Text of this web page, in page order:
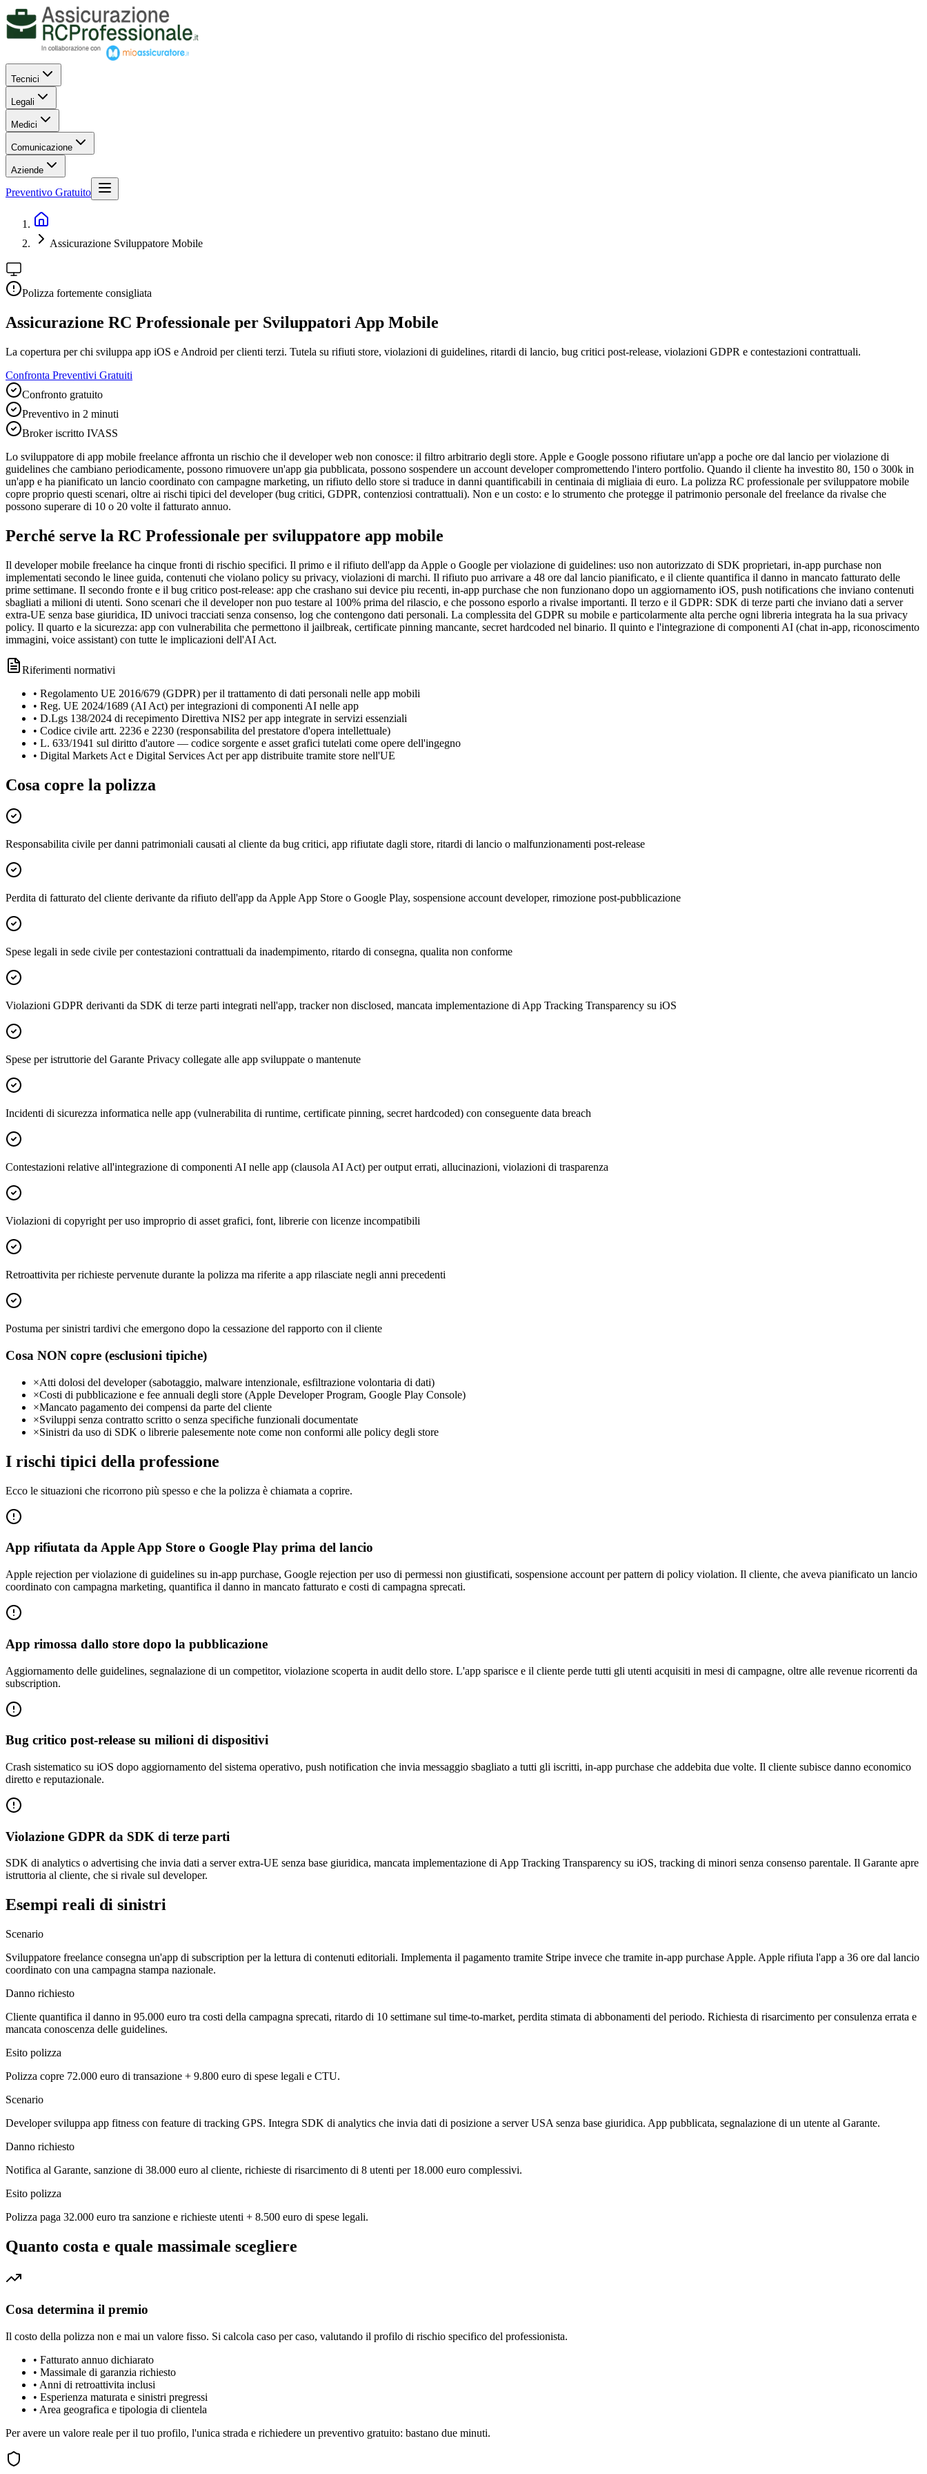
Tecnici
Legali
Medici
Comunicazione
Aziende
Preventivo Gratuito
Assicurazione Sviluppatore Mobile
Polizza fortemente consigliata
Assicurazione RC Professionale per Sviluppatori App Mobile
La copertura per chi sviluppa app iOS e Android per clienti terzi. Tutela su rifiuti store, violazioni di guidelines, ritardi di lancio, bug critici post-release, violazioni GDPR e contestazioni contrattuali.
Confronta Preventivi Gratuiti
Confronto gratuito
Preventivo in 2 minuti
Broker iscritto IVASS
Lo sviluppatore di app mobile freelance affronta un rischio che il developer web non conosce: il filtro arbitrario degli store. Apple e Google possono rifiutare un'app a poche ore dal lancio per violazione di
guidelines che cambiano periodicamente, possono rimuovere un'app gia pubblicata, possono sospendere un account developer compromettendo l'intero portfolio. Quando il cliente ha investito 80, 150 o 300k in
un'app e ha pianificato un lancio coordinato con campagne marketing, un rifiuto dello store si traduce in danni quantificabili in centinaia di migliaia di euro. La polizza RC professionale per sviluppatore mobile
copre proprio questi scenari, oltre ai rischi tipici del developer (bug critici, GDPR, contenziosi contrattuali). Non e un costo: e lo strumento che protegge il patrimonio personale del freelance da rivalse che
possono superare di 10 o 20 volte il fatturato annuo.
Perché serve la RC Professionale per sviluppatore app mobile
Il developer mobile freelance ha cinque fronti di rischio specifici. Il primo e il rifiuto dell'app da Apple o Google per violazione di guidelines: uso non autorizzato di SDK proprietari, in-app purchase non
implementati secondo le linee guida, contenuti che violano policy su privacy, violazioni di marchi. Il rifiuto puo arrivare a 48 ore dal lancio pianificato, e il cliente quantifica il danno in mancato fatturato delle
prime settimane. Il secondo fronte e il bug critico post-release: app che crashano sui device piu recenti, in-app purchase che non funzionano dopo un aggiornamento iOS, push notifications che inviano contenuti
sbagliati a milioni di utenti. Sono scenari che il developer non puo testare al 100% prima del rilascio, e che possono esporlo a rivalse importanti. Il terzo e il GDPR: SDK di terze parti che inviano dati a server
extra-UE senza base giuridica, ID univoci tracciati senza consenso, log che contengono dati personali. La complessita del GDPR su mobile e particolarmente alta perche ogni libreria integrata ha la sua privacy
policy. Il quarto e la sicurezza: app con vulnerabilita che permettono il jailbreak, certificate pinning mancante, secret hardcoded nel binario. Il quinto e l'integrazione di componenti AI (chat in-app, riconoscimento
immagini, voice assistant) con tutte le implicazioni dell'AI Act.
Riferimenti normativi
• Regolamento UE 2016/679 (GDPR) per il trattamento di dati personali nelle app mobili
• Reg. UE 2024/1689 (AI Act) per integrazioni di componenti AI nelle app
• D.Lgs 138/2024 di recepimento Direttiva NIS2 per app integrate in servizi essenziali
• Codice civile artt. 2236 e 2230 (responsabilita del prestatore d'opera intellettuale)
• L. 633/1941 sul diritto d'autore — codice sorgente e asset grafici tutelati come opere dell'ingegno
• Digital Markets Act e Digital Services Act per app distribuite tramite store nell'UE
Cosa copre la polizza
Responsabilita civile per danni patrimoniali causati al cliente da bug critici, app rifiutate dagli store, ritardi di lancio o malfunzionamenti post-release
Perdita di fatturato del cliente derivante da rifiuto dell'app da Apple App Store o Google Play, sospensione account developer, rimozione post-pubblicazione
Spese legali in sede civile per contestazioni contrattuali da inadempimento, ritardo di consegna, qualita non conforme
Violazioni GDPR derivanti da SDK di terze parti integrati nell'app, tracker non disclosed, mancata implementazione di App Tracking Transparency su iOS
Spese per istruttorie del Garante Privacy collegate alle app sviluppate o mantenute
Incidenti di sicurezza informatica nelle app (vulnerabilita di runtime, certificate pinning, secret hardcoded) con conseguente data breach
Contestazioni relative all'integrazione di componenti AI nelle app (clausola AI Act) per output errati, allucinazioni, violazioni di trasparenza
Violazioni di copyright per uso improprio di asset grafici, font, librerie con licenze incompatibili
Retroattivita per richieste pervenute durante la polizza ma riferite a app rilasciate negli anni precedenti
Postuma per sinistri tardivi che emergono dopo la cessazione del rapporto con il cliente
Cosa NON copre (esclusioni tipiche)
×Atti dolosi del developer (sabotaggio, malware intenzionale, esfiltrazione volontaria di dati)
×Costi di pubblicazione e fee annuali degli store (Apple Developer Program, Google Play Console)
×Mancato pagamento dei compensi da parte del cliente
×Sviluppi senza contratto scritto o senza specifiche funzionali documentate
×Sinistri da uso di SDK o librerie palesemente note come non conformi alle policy degli store
I rischi tipici della professione
Ecco le situazioni che ricorrono più spesso e che la polizza è chiamata a coprire.
App rifiutata da Apple App Store o Google Play prima del lancio
Apple rejection per violazione di guidelines su in-app purchase, Google rejection per uso di permessi non giustificati, sospensione account per pattern di policy violation. Il cliente, che aveva pianificato un lancio
coordinato con campagna marketing, quantifica il danno in mancato fatturato e costi di campagna sprecati.
App rimossa dallo store dopo la pubblicazione
Aggiornamento delle guidelines, segnalazione di un competitor, violazione scoperta in audit dello store. L'app sparisce e il cliente perde tutti gli utenti acquisiti in mesi di campagne, oltre alle revenue ricorrenti da
subscription.
Bug critico post-release su milioni di dispositivi
Crash sistematico su iOS dopo aggiornamento del sistema operativo, push notification che invia messaggio sbagliato a tutti gli iscritti, in-app purchase che addebita due volte. Il cliente subisce danno economico
diretto e reputazionale.
Violazione GDPR da SDK di terze parti
SDK di analytics o advertising che invia dati a server extra-UE senza base giuridica, mancata implementazione di App Tracking Transparency su iOS, tracking di minori senza consenso parentale. Il Garante apre
istruttoria al cliente, che si rivale sul developer.
Esempi reali di sinistri
Scenario
Sviluppatore freelance consegna un'app di subscription per la lettura di contenuti editoriali. Implementa il pagamento tramite Stripe invece che tramite in-app purchase Apple. Apple rifiuta l'app a 36 ore dal lancio
coordinato con una campagna stampa nazionale.
Danno richiesto
Cliente quantifica il danno in 95.000 euro tra costi della campagna sprecati, ritardo di 10 settimane sul time-to-market, perdita stimata di abbonamenti del periodo. Richiesta di risarcimento per consulenza errata e
mancata conoscenza delle guidelines.
Esito polizza
Polizza copre 72.000 euro di transazione + 9.800 euro di spese legali e CTU.
Scenario
Developer sviluppa app fitness con feature di tracking GPS. Integra SDK di analytics che invia dati di posizione a server USA senza base giuridica. App pubblicata, segnalazione di un utente al Garante.
Danno richiesto
Notifica al Garante, sanzione di 38.000 euro al cliente, richieste di risarcimento di 8 utenti per 18.000 euro complessivi.
Esito polizza
Polizza paga 32.000 euro tra sanzione e richieste utenti + 8.500 euro di spese legali.
Quanto costa e quale massimale scegliere
Cosa determina il premio
Il costo della polizza non e mai un valore fisso. Si calcola caso per caso, valutando il profilo di rischio specifico del professionista.
• Fatturato annuo dichiarato
• Massimale di garanzia richiesto
• Anni di retroattivita inclusi
• Esperienza maturata e sinistri pregressi
• Area geografica e tipologia di clientela
Per avere un valore reale per il tuo profilo, l'unica strada e richiedere un preventivo gratuito: bastano due minuti.